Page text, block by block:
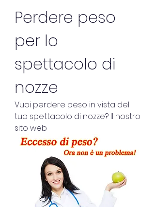
Perdere peso
per lo
spettacolo di
nozze
Vuoi perdere peso in vista del
tuo spettacolo di nozze? Il nostro
sito web